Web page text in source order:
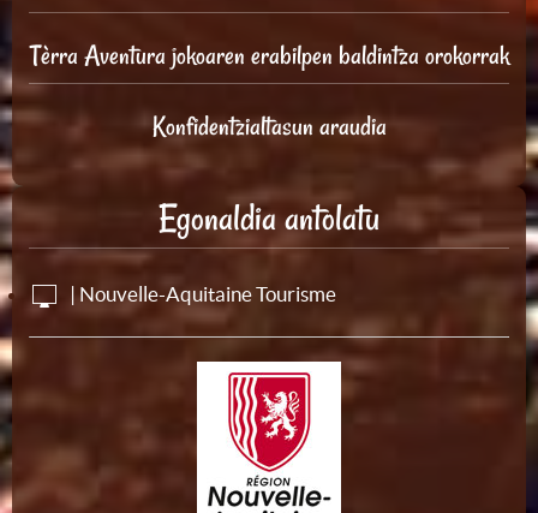
Tèrra Aventura jokoaren erabilpen baldintza orokorrak
Konfidentzialtasun araudia
Egonaldia antolatu
| Nouvelle-Aquitaine Tourisme